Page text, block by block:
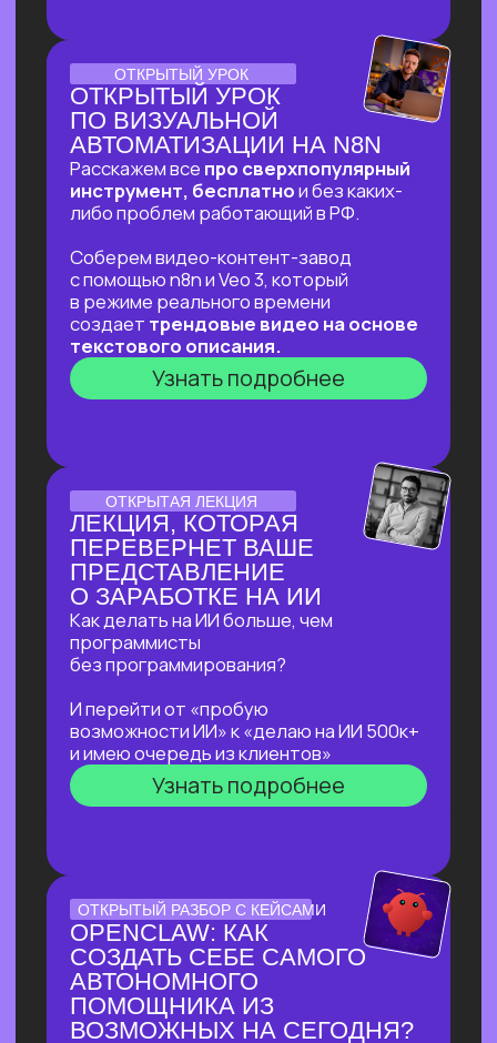
разбираться
ОНЛАЙН-ПРАКТИКУМ
ОНЛАЙН-ПРАКТИКУМ
ДЛЯ ТЕХ, КТО УЖЕ НА
«ТЫ»С НЕЙРОСЕТЯМИ
В прямом эфире соберем «контент-
завод» для блога с автоматической
созданием иллюстраций к ним
и автопостингом!
⚡Никакой «базы» и «основ» —
приходи за действительно мощной
экспертизой в ИИ и узнай, что взять
от нейросетей уверенным
пользователям!
Узнать подробнее
ОТКРЫТЫЙ УРОК
ПО ИСПОЛЬЗОВАНИЮ
НЕЙРОСЕТЕЙ ДЛЯ
ЗДОРОВЬЯ
Расскажем как:
Разбираться в своём здоровье
c помощью ИИ
Экономить на врачах и ненужных
анализах и при этом
не навредить себе
Узнать подробнее
ЛЕКЦИЯ-ПРАКТИКУМ
ПО ПРИМЕНЕНИЮ ИИ
ДЛЯ ЖУРНАЛИСТОВ,
РЕДАКТОРОВ, ПИАРЩИКОВ,
АВТОРОВ И ВСЕХ, КТО
РАБОТАЕТ С ТЕКСТОМ
СМИ
как собрать список компаний,
данные и инфографику по нужной
теме
как из самого примитивного
черновика «получить текст
уровня хорошего медиа»
Узнать подробнее